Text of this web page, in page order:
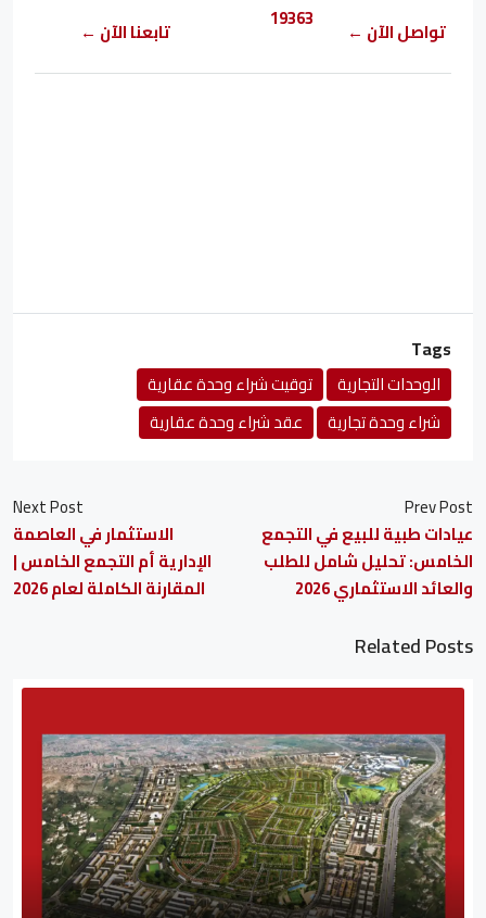
تواصل الآن ←
19363
تابعنا الآن ←
Tags
الوحدات التجارية
توقيت شراء وحدة عقارية
شراء وحدة تجارية
عقد شراء وحدة عقارية
Prev Post
عيادات طبية للبيع في التجمع
الخامس: تحليل شامل للطلب
والعائد الاستثماري 2026
Next Post
الاستثمار في العاصمة
الإدارية أم التجمع الخامس |
المقارنة الكاملة لعام 2026
Related Posts